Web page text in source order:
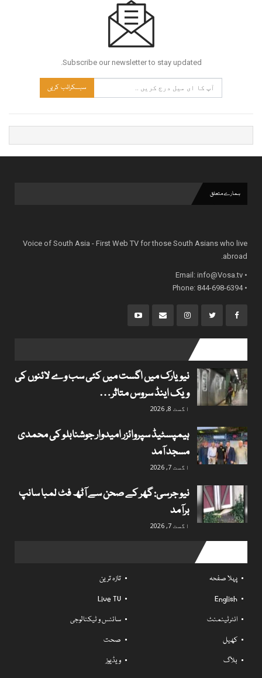
Subscribe our newsletter to stay updated.
سبسکرائب کریں
ہمارے متعلق
Voice of South Asia - First Web TV for those South Asians who live
abroad.
• Email:
info@Vosa.tv
• Phone: 844-698-6394
نیویارک میں اگست میں کئی سب وے لائنوں کی
ویک اینڈ سروس متاثر…
اگست 8, 2026
ہیمپسٹیڈ سپروائزر امیدوار جوشنابلو کی محمدی
مسجد آمد
اگست 7, 2026
نیو جرسی: گھر کے صحن سے آٹھ فٹ لمبا سانپ
برآمد
اگست 7, 2026
پہلا صفحہ
تازہ ترین
English
Live TV
انٹرٹینمنٹ
سائنس و ٹیکنالوجی
کھیل
صحت
بلاگ
ویڈیوز